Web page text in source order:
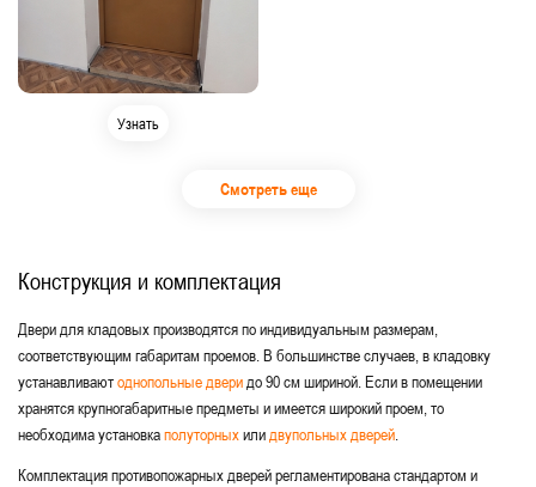
Узнать
Смотреть еще
Конструкция и комплектация
Двери для кладовых производятся по индивидуальным размерам,
соответствующим габаритам проемов. В большинстве случаев, в кладовку
устанавливаютоднопольные дверидо 90 см шириной. Если в помещении
хранятся крупногабаритные предметы и имеется широкий проем, то
необходима установкаполуторныхилидвупольных дверей.
Комплектация противопожарных дверей регламентирована стандартом и